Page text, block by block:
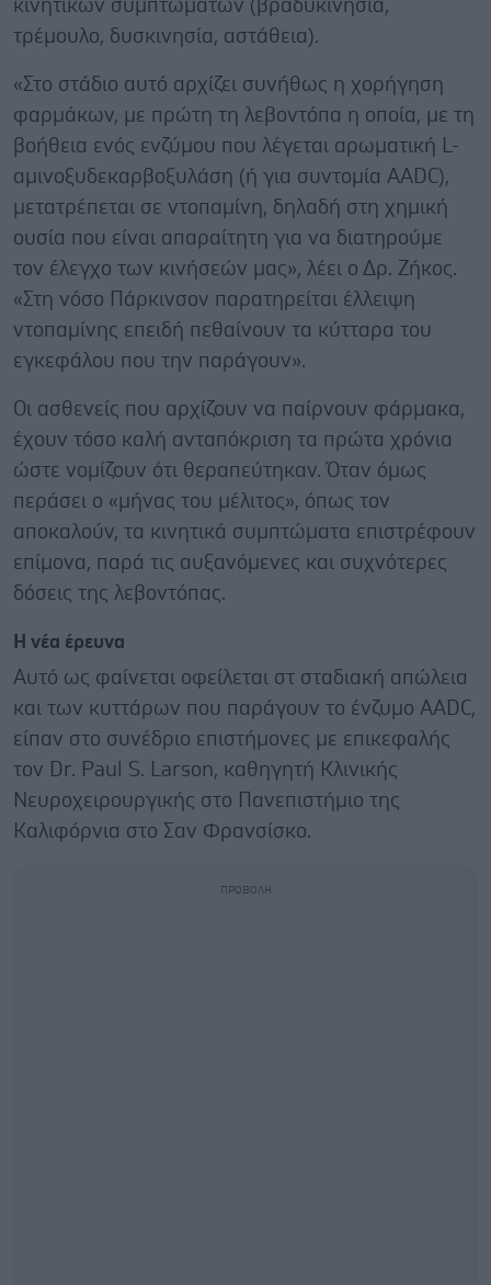
κινητικών συμπτωμάτων (βραδυκινησία,
τρέμουλο, δυσκινησία, αστάθεια).
«Στο στάδιο αυτό αρχίζει συνήθως η χορήγηση
φαρμάκων, με πρώτη τη λεβοντόπα η οποία, με τη
βοήθεια ενός ενζύμου που λέγεται αρωματική L-
αμινοξυδεκαρβοξυλάση (ή για συντομία AADC),
μετατρέπεται σε ντοπαμίνη, δηλαδή στη χημική
ουσία που είναι απαραίτητη για να διατηρούμε
τον έλεγχο των κινήσεών μας», λέει ο Δρ. Ζήκος.
«Στη νόσο Πάρκινσον παρατηρείται έλλειψη
ντοπαμίνης επειδή πεθαίνουν τα κύτταρα του
εγκεφάλου που την παράγουν».
Οι ασθενείς που αρχίζουν να παίρνουν φάρμακα,
έχουν τόσο καλή ανταπόκριση τα πρώτα χρόνια
ώστε νομίζουν ότι θεραπεύτηκαν. Όταν όμως
περάσει ο «μήνας του μέλιτος», όπως τον
αποκαλούν, τα κινητικά συμπτώματα επιστρέφουν
επίμονα, παρά τις αυξανόμενες και συχνότερες
δόσεις της λεβοντόπας.
Η νέα έρευνα
Αυτό ως φαίνεται οφείλεται στ σταδιακή απώλεια
και των κυττάρων που παράγουν το ένζυμο AADC,
είπαν στο συνέδριο επιστήμονες με επικεφαλής
τον Dr. Paul S. Larson, καθηγητή Κλινικής
Νευροχειρουργικής στο Πανεπιστήμιο της
Καλιφόρνια στο Σαν Φρανσίσκο.